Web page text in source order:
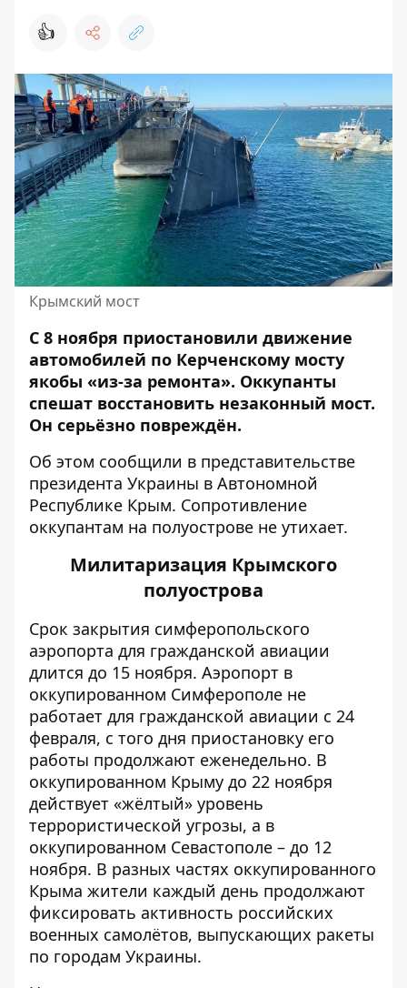
👍
Крымский мост
С 8 ноября приостановили движение
автомобилей по Керченскому мосту
якобы «из-за ремонта». Оккупанты
спешат восстановить незаконный мост.
Он серьёзно повреждён.
Об этом сообщили в представительстве
президента Украины в Автономной
Республике Крым. Сопротивление
оккупантам на полуострове не утихает.
Милитаризация Крымского
полуострова
Срок закрытия симферопольского
аэропорта для гражданской авиации
длится до 15 ноября. Аэропорт в
оккупированном Симферополе не
работает для гражданской авиации с 24
февраля, с того дня приостановку его
работы продолжают еженедельно. В
оккупированном Крыму до 22 ноября
действует «жёлтый» уровень
террористической угрозы, а в
оккупированном Севастополе – до 12
ноября. В разных частях оккупированного
Крыма жители каждый день продолжают
фиксировать активность российских
военных самолётов, выпускающих ракеты
по городам Украины.